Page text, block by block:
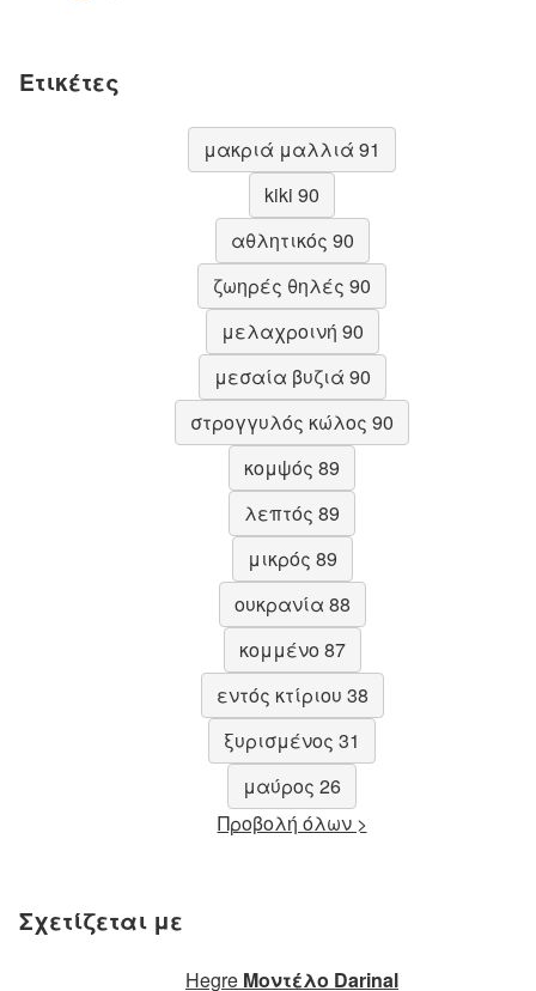
Ετικέτες
μακριά μαλλιά 91
kiki 90
αθλητικός 90
ζωηρές θηλές 90
μελαχροινή 90
μεσαία βυζιά 90
στρογγυλός κώλος 90
κομψός 89
λεπτός 89
μικρός 89
ουκρανία 88
κομμένο 87
εντός κτίριου 38
ξυρισμένος 31
μαύρος 26
Προβολή όλων >
Σχετίζεται με
Hegre Μοντέλο Darinal